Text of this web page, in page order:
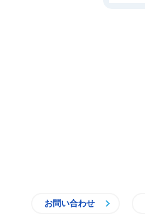
お問い合わせ